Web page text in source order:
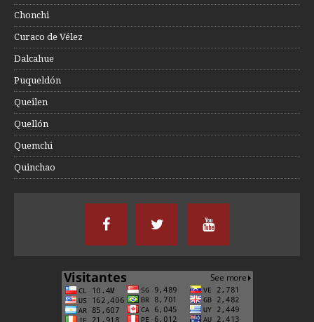
Chonchi
Curaco de Vélez
Dalcahue
Puqueldón
Queilen
Quellón
Quemchi
Quinchao